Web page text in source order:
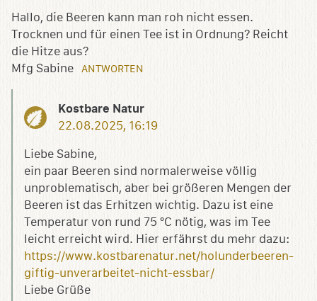
Hallo, die Beeren kann man roh nicht essen.
Trocknen und für einen Tee ist in Ordnung? Reicht
die Hitze aus?
Mfg Sabine
ANTWORTEN
Kostbare Natur
22.08.2025, 16:19
Liebe Sabine,
ein paar Beeren sind normalerweise völlig
unproblematisch, aber bei größeren Mengen der
Beeren ist das Erhitzen wichtig. Dazu ist eine
Temperatur von rund 75 °C nötig, was im Tee
leicht erreicht wird. Hier erfährst du mehr dazu:
https://www.kostbarenatur.net/holunderbeeren-
giftig-unverarbeitet-nicht-essbar/
Liebe Grüße